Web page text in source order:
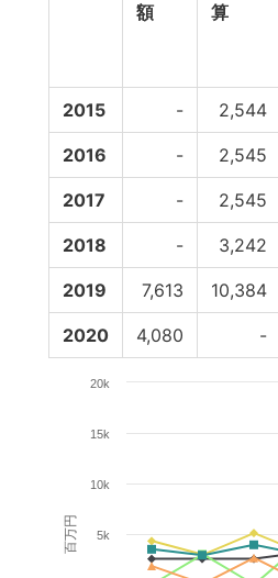
額
算
2015 - 2,544
2016 - 2,545
2017 - 2,545
2018 - 3,242
2019 7,613 10,384
2020 4,080 -
百万円 5k
10k
15k
20k